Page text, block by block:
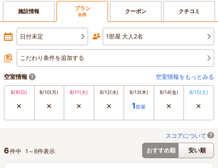
施設情報 プラン
6件 クーポン クチコミ
日付未定 1部屋 大人2名
こだわり条件を追加する
空室情報 空室情報をもっとみる
8/9(日)
×
8/10(月)
×
8/11(火)
×
8/12(水)
×
8/13(木)
1部屋
8/14(金)
×
8/15(土)
×
スコアについて
おすすめ順
安い順
6件中 1 ～6件表示